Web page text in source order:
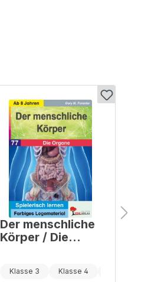
Der menschliche
Körper / Die
Klasse 3 Klasse 4